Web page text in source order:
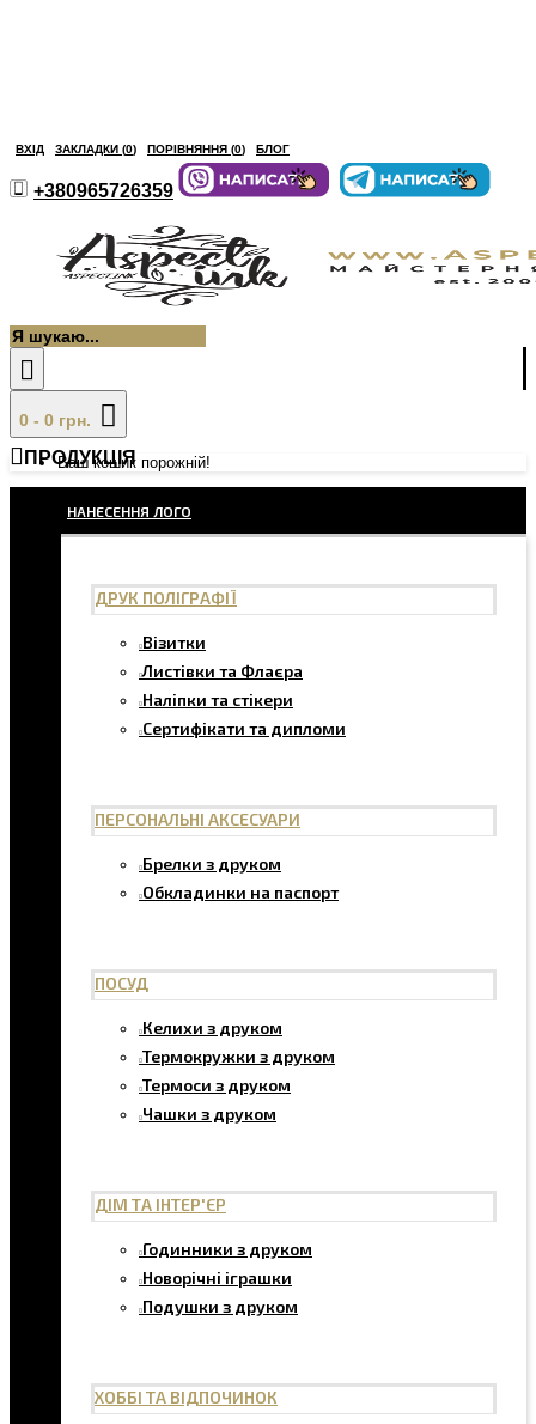
ВХІД ЗАКЛАДКИ (0) ПОРІВНЯННЯ (0) БЛОГ
+380965726359
0 - 0 грн.
Ваш кошик порожній!
ПРОДУКЦІЯ
НАНЕСЕННЯ ЛОГО
ДРУК ПОЛІГРАФІЇ
Візитки
Листівки та Флаєра
Наліпки та стікери
Сертифікати та дипломи
ПЕРСОНАЛЬНІ АКСЕСУАРИ
Брелки з друком
Обкладинки на паспорт
ПОСУД
Келихи з друком
Термокружки з друком
Термоси з друком
Чашки з друком
ДІМ ТА ІНТЕР'ЄР
Годинники з друком
Новорічні іграшки
Подушки з друком
ХОББІ ТА ВІДПОЧИНОК